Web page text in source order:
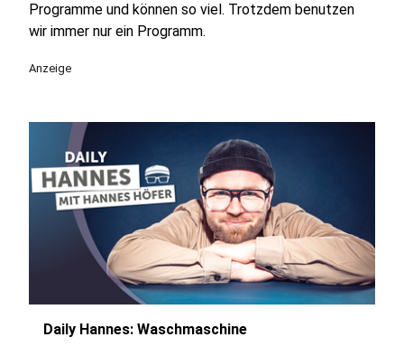
Programme und können so viel. Trotzdem benutzen
wir immer nur ein Programm.
Anzeige
Daily Hannes: Waschmaschine